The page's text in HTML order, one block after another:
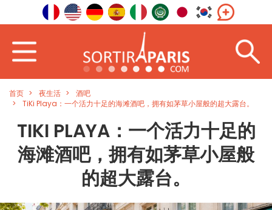
首页 夜生活
酒吧
TiKi Playa：一个活力十足的海滩酒吧，拥有如茅草小屋般的超大露台。
TIKI PLAYA：一个活力十足的
海滩酒吧，拥有如茅草小屋般
的超大露台。